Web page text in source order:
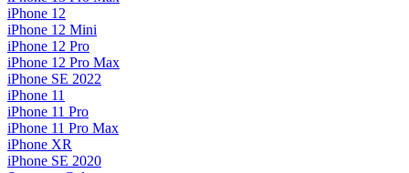
iPhone 12
iPhone 12 Mini
iPhone 12 Pro
iPhone 12 Pro Max
iPhone SE 2022
iPhone 11
iPhone 11 Pro
iPhone 11 Pro Max
iPhone XR
iPhone SE 2020